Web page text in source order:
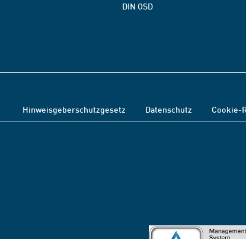
DIN OSD
Hinweisgeberschutzgesetz Datenschutz Cookie-